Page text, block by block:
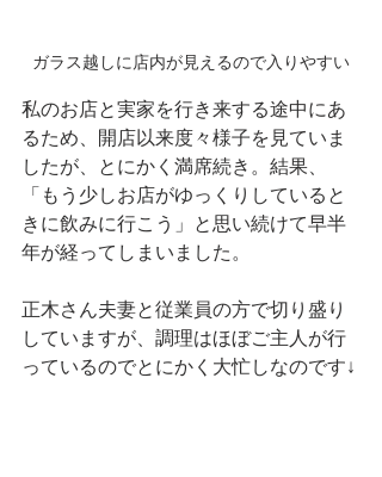
ガラス越しに店内が見えるので入りやすい
私のお店と実家を行き来する途中にあ
るため、開店以来度々様子を見ていま
したが、とにかく満席続き。結果、
「もう少しお店がゆっくりしていると
きに飲みに行こう」と思い続けて早半
年が経ってしまいました。
正木さん夫妻と従業員の方で切り盛り
していますが、調理はほぼご主人が行
っているのでとにかく大忙しなのです↓